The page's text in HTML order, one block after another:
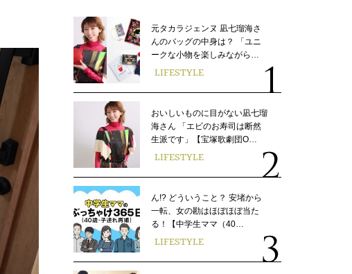
元タカラジェンヌ 凪七瑠海さ
んのバッグの中身は？ 「ユニ
ークな小物を楽しみながら…
LIFESTYLE
おいしいものに目がない凪七瑠
海さん 「エビのお寿司は断然
生派です」【宝塚歌劇団O…
LIFESTYLE
ん!? どういうこと？ 安堵から
一転、女の勘はほぼほぼ当た
る！【中学生ママ（40…
LIFESTYLE